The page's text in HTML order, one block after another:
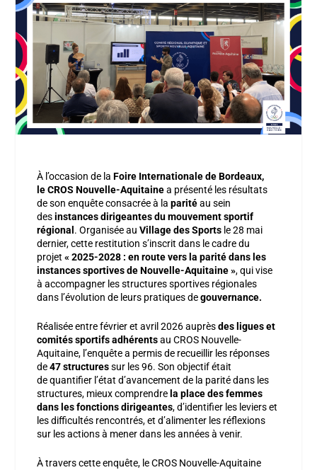
À l’occasion de laFoire Internationale de Bordeaux,
le CROS Nouvelle-Aquitainea présenté les résultats
de son enquête consacrée à laparitéau sein
desinstances dirigeantes du mouvement sportif
régional. Organisée auVillage des Sports le 28 mai
dernier, cette restitution s’inscrit dans le cadre du
projet « 2025-2028 : en route vers la parité dans les
instances sportives de Nouvelle-Aquitaine », qui vise
à accompagner les structures sportives régionales
dans l’évolution de leurs pratiques degouvernance.
Réalisée entre février et avril 2026 auprèsdes ligues et
comités sportifs adhérentsau CROS Nouvelle-
Aquitaine, l’enquête a permis de recueillir les réponses
de47 structures sur les 96. Son objectif était
de quantifier l’état d’avancement de la parité dans les
structures, mieux comprendre la place des femmes
dans les fonctions dirigeantes, d’identifier les leviers et
les difficultés rencontrés, et d’alimenter les réflexions
sur les actions à mener dans les années à venir.
À travers cette enquête, le CROS Nouvelle-Aquitaine